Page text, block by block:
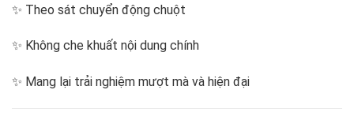
✨ Theo sát chuyển động chuột
✨ Không che khuất nội dung chính
✨ Mang lại trải nghiệm mượt mà và hiện đại